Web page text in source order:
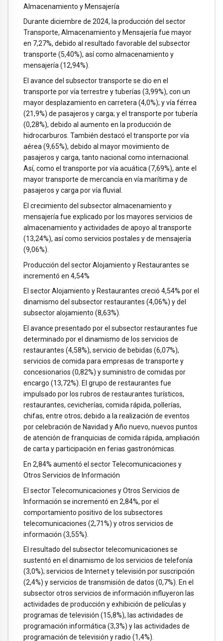
Almacenamiento y Mensajería
Durante diciembre de 2024, la producción del sector
Transporte, Almacenamiento y Mensajería fue mayor
en 7,27%, debido al resultado favorable del subsector
transporte (5,40%), así como almacenamiento y
mensajería (12,94%).
El avance del subsector transporte se dio en el
transporte por vía terrestre y tuberías (3,99%), con un
mayor desplazamiento en carretera (4,0%); y vía férrea
(21,9%) de pasajeros y carga; y el transporte por tubería
(0,28%), debido al aumento en la producción de
hidrocarburos. También destacó el transporte por vía
aérea (9,65%), debido al mayor movimiento de
pasajeros y carga, tanto nacional como internacional.
Así, como el transporte por vía acuática (7,69%), ante el
mayor transporte de mercancía en vía marítima y de
pasajeros y carga por vía fluvial.
El crecimiento del subsector almacenamiento y
mensajería fue explicado por los mayores servicios de
almacenamiento y actividades de apoyo al transporte
(13,24%), así como servicios postales y de mensajería
(9,06%).
Producción del sector Alojamiento y Restaurantes se
incrementó en 4,54%
El sector Alojamiento y Restaurantes creció 4,54% por el
dinamismo del subsector restaurantes (4,06%) y del
subsector alojamiento (8,63%).
El avance presentado por el subsector restaurantes fue
determinado por el dinamismo de los servicios de
restaurantes (4,58%), servicio de bebidas (6,07%),
servicios de comida para empresas de transporte y
concesionarios (0,82%) y suministro de comidas por
encargo (13,72%). El grupo de restaurantes fue
impulsado por los rubros de restaurantes turísticos,
restaurantes, cevicherías, comida rápida, pollerías,
chifas, entre otros; debido a la realización de eventos
por celebración de Navidad y Año nuevo, nuevos puntos
de atención de franquicias de comida rápida, ampliación
de carta y participación en ferias gastronómicas.
En 2,84% aumentó el sector Telecomunicaciones y
Otros Servicios de Información
El sector Telecomunicaciones y Otros Servicios de
Información se incrementó en 2,84%, por el
comportamiento positivo de los subsectores
telecomunicaciones (2,71%) y otros servicios de
información (3,55%).
El resultado del subsector telecomunicaciones se
sustentó en el dinamismo de los servicios de telefonía
(3,0%); servicios de Internet y televisión por suscripción
(2,4%) y servicios de transmisión de datos (0,7%). En el
subsector otros servicios de información influyeron las
actividades de producción y exhibición de películas y
programas de televisión (15,8%), las actividades de
programación informática (3,3%) y las actividades de
programación de televisión y radio (1,4%).